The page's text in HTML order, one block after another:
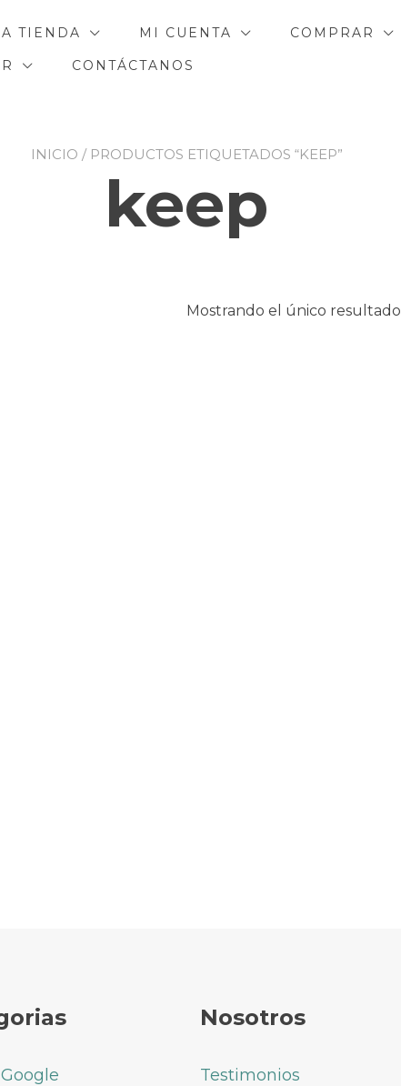
TIENDA MI CUENTA
COMPRAR
CONTÁCTANOS
INICIO / PRODUCTOS ETIQUETADOS “KEEP”
keep
Mostrando el único resultado
Nosotros
Testimonios